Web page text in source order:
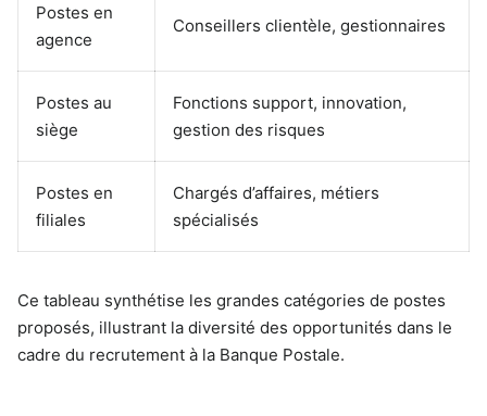
Postes en
agence
Conseillers clientèle, gestionnaires
Postes au
siège
Fonctions support, innovation,
gestion des risques
Postes en
filiales
Chargés d’affaires, métiers
spécialisés
Ce tableau synthétise les grandes catégories de postes
proposés, illustrant la diversité des opportunités dans le
cadre du recrutement à la Banque Postale.